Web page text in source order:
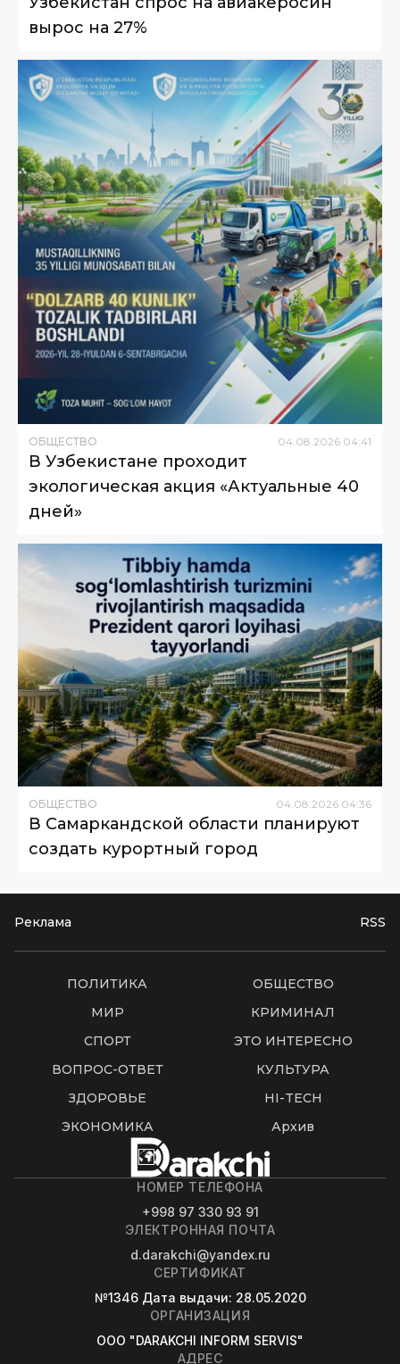
вырос на 27%
ОБЩЕСТВО 04 08 2026 04:41
В Узбекистане проходит
экологическая акция «Актуальные 40
дней»
ОБЩЕСТВО 04.08.2026 04:36
В Самаркандской области планируют
создать курортный город
Реклама RSS
ПОЛИТИКА
ОБЩЕСТВО
МИР
КРИМИНАЛ
СПОРТ
ЭТО ИНТЕРЕСНО
ВОПРОС-ОТВЕТ
КУЛЬТУРА
ЗДОРОВЬЕ
HI-TECH
ЭКОНОМИКА
Архив
НОМЕР ТЕЛЕФОНА
+998 97 330 93 91
ЭЛЕКТРОННАЯ ПОЧТА
d.darakchi@yandex.ru
СЕРТИФИКАТ
№1346 Дата выдачи: 28.05.2020
ОРГАНИЗАЦИЯ
OOO "DARAKCHI INFORM SERVIS"
АДРЕС